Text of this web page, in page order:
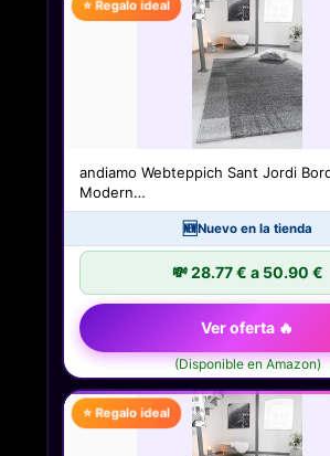
⭐ Regalo ideal
andiamo Webteppich Sant Jordi
Modern…
🆕Nuevo en la tienda
💸 28.77 € a 50.90 €
Ver oferta 🔥
(Disponible en Amazon)
⭐ Regalo ideal